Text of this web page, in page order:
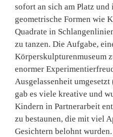
sofort an sich am Platz und
geometrische Formen wie
Quadrate in
zu tanzen. Die Aufgabe,
Körperskulpturenmuseum
enormer
Ausgelassenheit
gab es viele kreative und
Kindern in Partnerarbeit
zu bestaunen, die mit viel
Gesichtern belohnt